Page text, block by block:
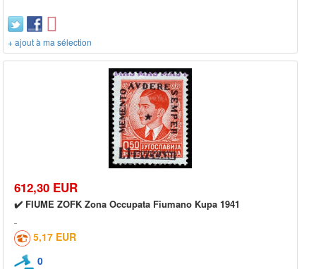
+ ajout à ma sélection
612,30 EUR
✔️ FIUME ZOFK Zona Occupata Fiumano Kupa 1941
5,17 EUR
0